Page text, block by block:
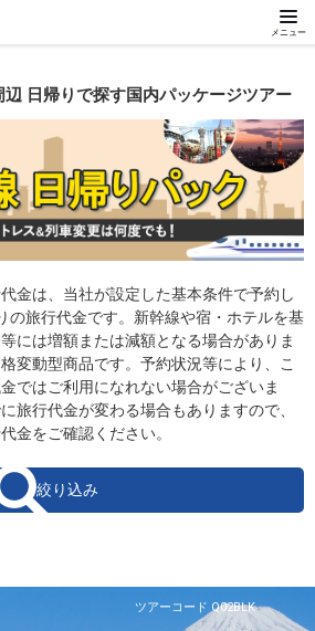
メニュー
日帰りで探す国内パッケージツアー
金は、当社が設定した基本条件で予約し
の旅行代金です。新幹線や宿・ホテルを基
には増額または減額となる場合がありま
変動型商品です。予約状況等により、こ
ではご利用になれない場合がございま
旅行代金が変わる場合もありますので、
金をご確認ください。
絞り込み
ツアーコード Q02BLK